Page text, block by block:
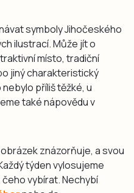
symboly Jihočeského
ilustrací. Může jít o
místo, tradiční
jiný charakteristický
příliš těžké, u
také nápovědu v
znázorňuje, a svou
týden vylosujeme
vybírat. Nechybí